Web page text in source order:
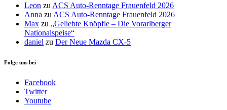
Leon zu ACS Auto-Renntage Frauenfeld 2026
Anna zu ACS Auto-Renntage Frauenfeld 2026
Max zu „Geliebte Knöpfle – Die Vorarlberger
Nationalspeise“
daniel zu Der Neue Mazda CX-5
Folge uns bei
Facebook
Twitter
Youtube